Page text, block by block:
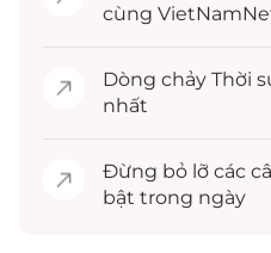
cùng
Dòng chảy Thời
nhất
Đừng bỏ lỡ các
bật trong ngày